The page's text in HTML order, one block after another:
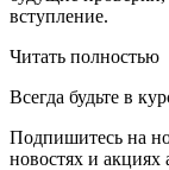
вступление.
Читать полностью
Всегда будьте в
Подпишитесь на
новостях и акциях